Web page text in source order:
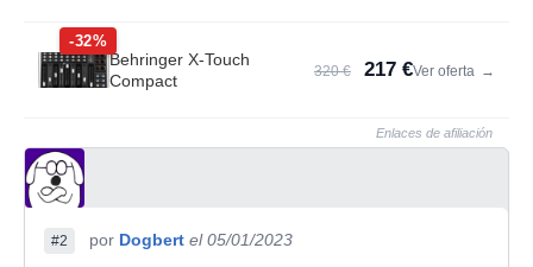
-32%
Behringer X-Touch
Compact
320 € 217 €Ver oferta →
Enlaces de afiliación
#2 por Dogbert el 05/01/2023